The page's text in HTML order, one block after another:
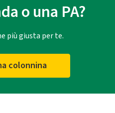
o una PA?
più giusta per te.
colonnina